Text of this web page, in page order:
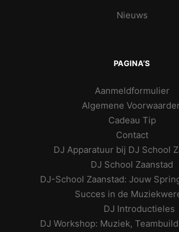
Nieuws
PAGINA’S
Aanmeldformulier
Algemene
Cadeau Tip
Contact
DJ Apparatuur bij DJ School
DJ School Zaanstad
DJ-School Zaanstad: Jouw
Succes in de
DJ Introductieles
DJ Workshop: Muziek,